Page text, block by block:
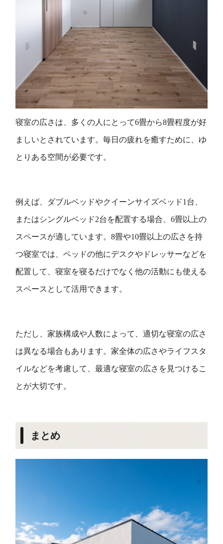
寝室の広さは、多くの人にとって6畳から8畳程度が好
ましいとされています。毎日の疲れを癒すために、ゆ
とりある空間が必要です。
例えば、ダブルベッドやクイーンサイズベッド1台、
またはシングルベッド2台を配置する場合、6畳以上の
スペースが適しています。8畳や10畳以上の広さを持
つ寝室では、ベッドの他にデスクやドレッサーなどを
配置して、寝室を寝るだけでなく他の活動にも使える
スペースとして活用できます。
ただし、家族構成や人数によって、適切な寝室の広さ
は異なる場合もあります。家全体の広さやライフスタ
イルなどを考慮して、最適な寝室の広さを見つけるこ
とが大切です。
まとめ